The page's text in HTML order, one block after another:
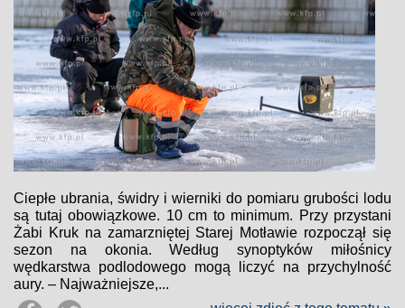
Ciepłe ubrania, świdry i wierniki do pomiaru grubości lodu
są tutaj obowiązkowe. 10 cm to minimum. Przy przystani
Żabi Kruk na zamarzniętej Starej Motławie rozpoczął się
sezon na okonia. Według synoptyków miłośnicy
wędkarstwa podlodowego mogą liczyć na przychylność
aury. – Najważniejsze,...